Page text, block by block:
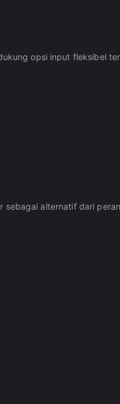
opsi input fleksibel
sebagai alternatif dari